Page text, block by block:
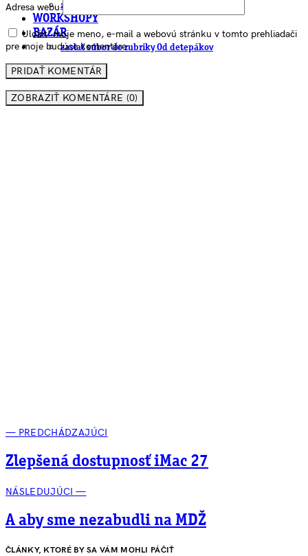
zistiť názov fontu – What the Font
WORKSHOPY
BAZÁR
zaslať súbor do rubriky Od detepákov
Adresa webu
Uložiť moje meno, e-mail a webovú stránku v tomto prehliadači
pre moje budúce komentáre.
ZOBRAZIŤ KOMENTÁRE (0)
— PREDCHÁDZAJÚCI
Zlepšená dostupnosť iMac 27
NÁSLEDUJÚCI —
A aby sme nezabudli na MDŽ
ČLÁNKY, KTORÉ BY SA VÁM MOHLI PÁČIŤ